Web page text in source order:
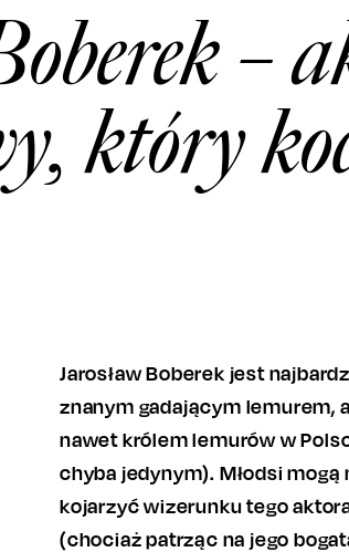
–
który
Jarosław Boberek jest
znanym gadającym lemurem, a
nawet królem lemurów w
chyba jedynym). Młodsi mogą
kojarzyć wizerunku tego
(chociaż patrząc na jego